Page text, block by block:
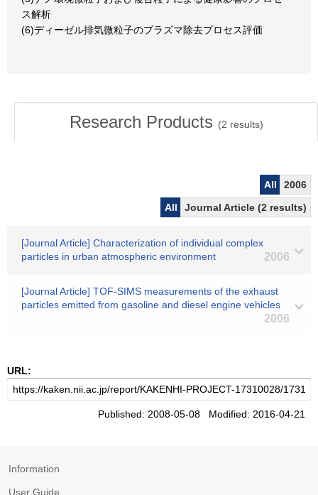
ス解析
(6)ディーゼル排気微粒子のプラズマ除去プロセス評価
Research Products (2 results)
All
2006
All
Journal Article (2 results)
[Journal Article] Characterization of individual complex
particles in urban atmospheric environment
2006
[Journal Article] TOF-SIMS measurements of the exhaust
particles emitted from gasoline and diesel engine vehicles
2006
URL:
Published: 2008-05-08 Modified: 2016-04-21
Information
User Guide